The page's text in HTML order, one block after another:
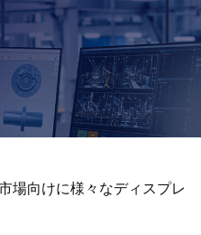
場向けに様々なディスプレ